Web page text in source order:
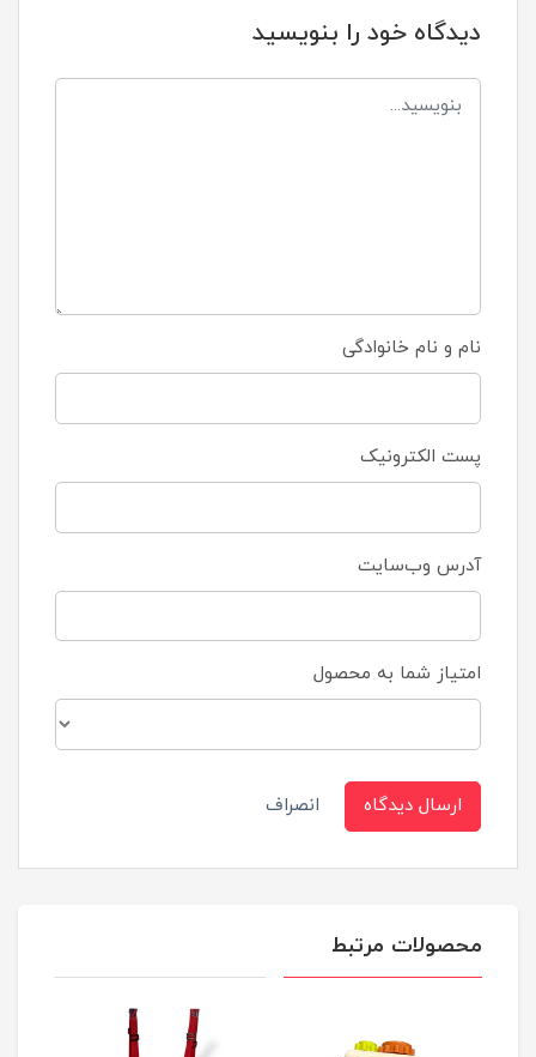
دیدگاه خود را بنویسید
نام و نام خانوادگی
پست الکترونیک
آدرس وب‌سایت
امتیاز شما به محصول
ارسال دیدگاه انصراف
محصولات مرتبط